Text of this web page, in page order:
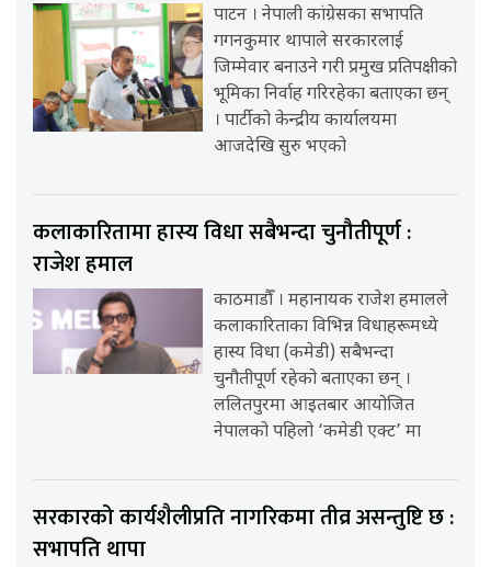
पाटन । नेपाली कांग्रेसका सभापति
गगनकुमार थापाले सरकारलाई
जिम्मेवार बनाउने गरी प्रमुख प्रतिपक्षीको
भूमिका निर्वाह गरिरहेका बताएका छन्
। पार्टीको केन्द्रीय कार्यालयमा
आजदेखि सुरु भएको
कलाकारितामा हास्य विधा सबैभन्दा चुनौतीपूर्ण :
राजेश हमाल
काठमाडौँ । महानायक राजेश हमालले
कलाकारिताका विभिन्न विधाहरूमध्ये
हास्य विधा (कमेडी) सबैभन्दा
चुनौतीपूर्ण रहेको बताएका छन् ।
ललितपुरमा आइतबार आयोजित
नेपालको पहिलो ‘कमेडी एक्ट’ मा
सरकारको कार्यशैलीप्रति नागरिकमा तीव्र असन्तुष्टि छ :
सभापति थापा